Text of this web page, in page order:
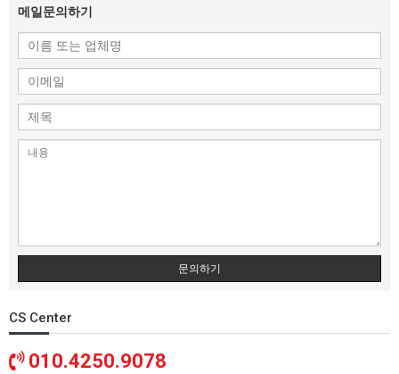
메일문의하기
문의하기
CS Center
010.4250.9078